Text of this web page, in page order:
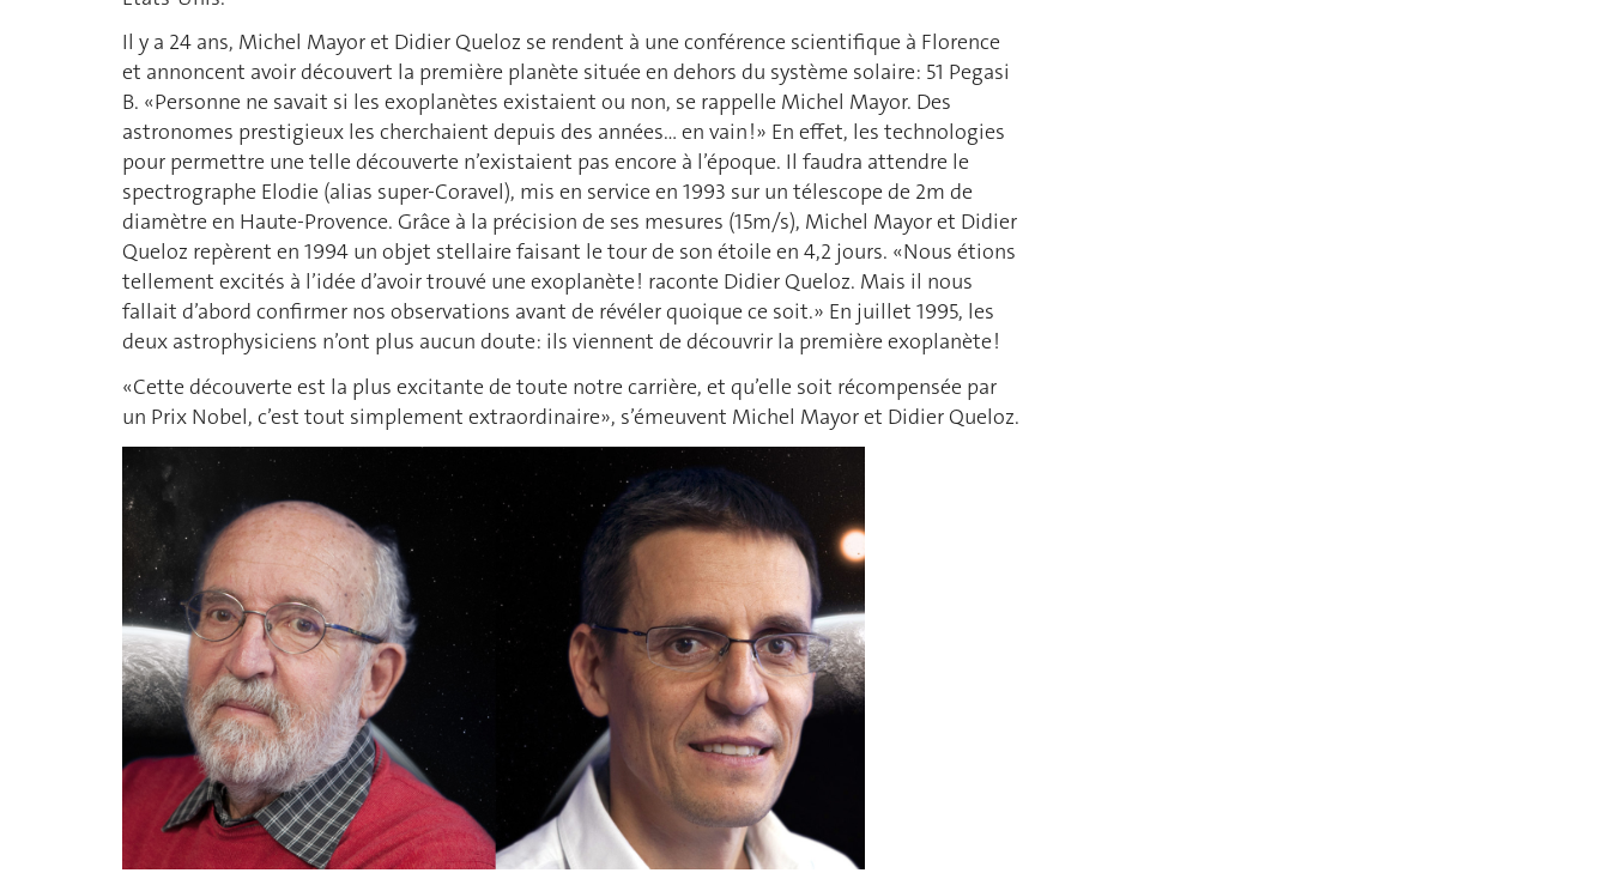
Il y a 24 ans, Michel Mayor et Didier Queloz se rendent à une conférence scientifique à Florence
et annoncent avoir découvert la première planète située en dehors du système solaire: 51 Pegasi
B. «Personne ne savait si les exoplanètes existaient ou non, se rappelle Michel Mayor. Des
astronomes prestigieux les cherchaient depuis des années… en vain !» En effet, les technologies
pour permettre une telle découverte n’existaient pas encore à l’époque. Il faudra attendre le
spectrographe Elodie (alias super-Coravel), mis en service en 1993 sur un télescope de 2m de
diamètre en Haute-Provence. Grâce à la précision de ses mesures (15m/s), Michel Mayor et Didier
Queloz repèrent en 1994 un objet stellaire faisant le tour de son étoile en 4,2 jours. «Nous étions
tellement excités à l’idée d’avoir trouvé une exoplanète ! raconte Didier Queloz. Mais il nous
fallait d’abord confirmer nos observations avant de révéler quoique ce soit.» En juillet 1995, les
deux astrophysiciens n’ont plus aucun doute: ils viennent de découvrir la première exoplanète !
«Cette découverte est la plus excitante de toute notre carrière, et qu’elle soit récompensée par
un Prix Nobel, c’est tout simplement extraordinaire», s’émeuvent Michel Mayor et Didier Queloz.